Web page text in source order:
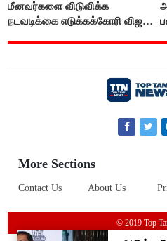
மீனவர்களை விடுவிக்க
நடவடிக்கை எடுக்கக்கோரி விஜய்
More Sections
Contact Us About Us
© 2019 Top